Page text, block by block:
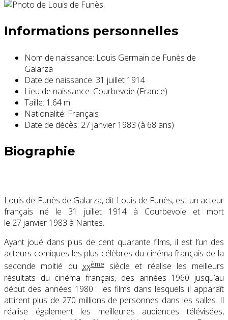
Informations personnelles
Nom de naissance: Louis Germain de Funès de
Galarza
Date de naissance: 31 juillet 1914
Lieu de naissance: Courbevoie (France)
Taille: 1.64 m
Nationalité: Français
Date de décès: 27 janvier 1983 (à 68 ans)
Biographie
Louis de Funès de Galarza, dit Louis de Funès, est un acteur
français né le 31 juillet 1914 à Courbevoie et mort
le 27 janvier 1983 à Nantes.
Ayant joué dans plus de cent quarante films, il est l’un des
acteurs comiques les plus célèbres du cinéma français de la
seconde moitié du xxème
siècle et réalise les meilleurs
résultats du cinéma français, des années 1960 jusqu’au
début des années 1980 : les films dans lesquels il apparaît
attirent plus de 270 millions de personnes dans les salles. Il
réalise également les meilleures audiences télévisées,